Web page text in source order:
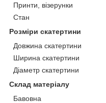
Принти, візерунки
Стан
Розміри скатертини
Довжина скатертини
Ширина скатертини
Діаметр скатертини
Склад матеріалу
Бавовна